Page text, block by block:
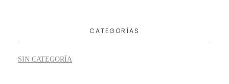
CATEGORÍAS
SIN CATEGORÍA